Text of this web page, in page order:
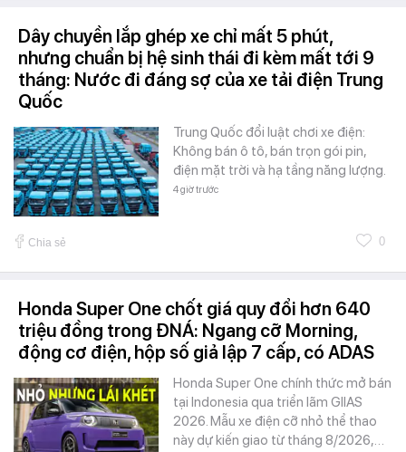
Dây chuyền lắp ghép xe chỉ mất 5 phút,
nhưng chuẩn bị hệ sinh thái đi kèm mất tới 9
tháng: Nước đi đáng sợ của xe tải điện Trung
Quốc
Trung Quốc đổi luật chơi xe điện:
Không bán ô tô, bán trọn gói pin,
điện mặt trời và hạ tầng năng lượng.
4 giờ trước
Chia sẻ 0
Honda Super One chốt giá quy đổi hơn 640
triệu đồng trong ĐNÁ: Ngang cỡ Morning,
động cơ điện, hộp số giả lập 7 cấp, có ADAS
Honda Super One chính thức mở bán
tại Indonesia qua triển lãm GIIAS
2026. Mẫu xe điện cỡ nhỏ thể thao
này dự kiến giao từ tháng 8/2026,…